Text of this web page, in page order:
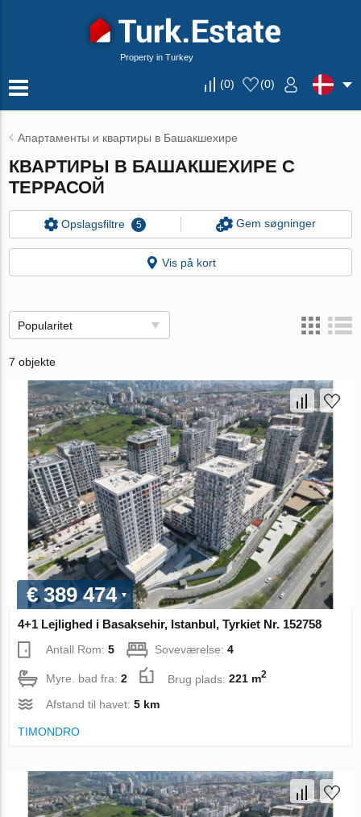
Property in Turkey
(0) (0)
Апартаменты и квартиры в Башакшехире
КВАРТИРЫ В БАШАКШЕХИРЕ С
ТЕРРАСОЙ
Opslagsfiltre 5 Gem søgninger
Vis på kort
Popularitet
7 objekte
€ 389 474
4+1 Lejlighed i Basaksehir, Istanbul, Tyrkiet Nr. 152758
Antall Rom:5 Soveværelse:4
Myre. bad fra:2 Brug plads:221 m2
Afstand til havet:5 km
TIMONDRO